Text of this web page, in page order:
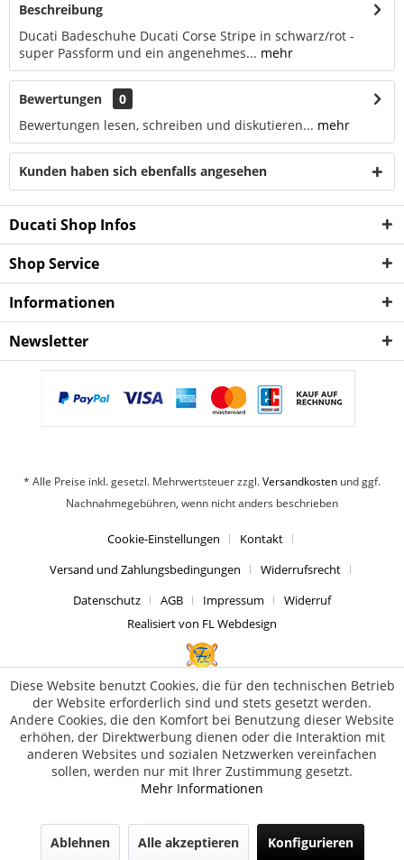
Beschreibung
Ducati Badeschuhe Ducati Corse Stripe in schwarz/rot -
super Passform und ein angenehmes... mehr
Bewertungen
0
Bewertungen lesen, schreiben und diskutieren... mehr
Kunden haben sich ebenfalls angesehen
Ducati Shop Infos
Shop Service
Informationen
Newsletter
* Alle Preise inkl. gesetzl. Mehrwertsteuer zzgl.Versandkosten und ggf.
Nachnahmegebühren, wenn nicht anders beschrieben
Cookie-Einstellungen
Kontakt
Versand und Zahlungsbedingungen
Widerrufsrecht
Datenschutz
AGB Impressum
Widerruf
Realisiert von FL Webdesign
Diese Website benutzt Cookies, die für den technischen Betrieb
der Website erforderlich sind und stets gesetzt werden.
Andere Cookies, die den Komfort bei Benutzung dieser Website
erhöhen, der Direktwerbung dienen oder die Interaktion mit
anderen Websites und sozialen Netzwerken vereinfachen
sollen, werden nur mit Ihrer Zustimmung gesetzt.
Mehr Informationen
Ablehnen Alle akzeptieren Konfigurieren